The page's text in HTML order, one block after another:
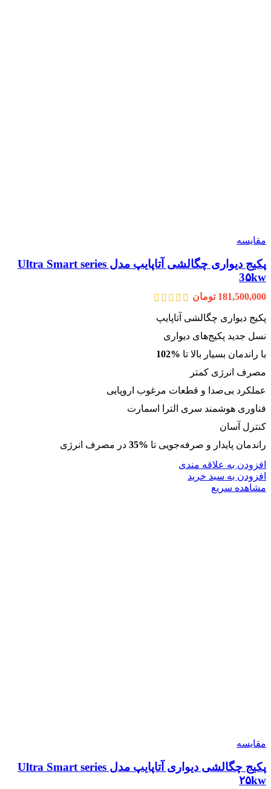
مقایسه
پکیج دیواری چگالشی آتاپایپ مدل Ultra Smart series
3۵kw
181,500,000 تومان
پکیج دیواری چگالشی آتاپایپ
نسل جدید پکیج‌های دیواری
با راندمان بسیار بالا تا %102
مصرف انرژی کمتر
عملکرد بی‌صدا و قطعات مرغوب اروپایی
فناوری هوشمند سری الترا اسمارت
کنترل آسان
راندمان پایدار و صرفه‌جویی تا %35
در مصرف انرژی
افزودن به علاقه مندی
افزودن به سبد خرید
مشاهده سریع
مقایسه
پکیج چگالشی دیواری آتاپایپ مدل Ultra Smart series
۲۵kw